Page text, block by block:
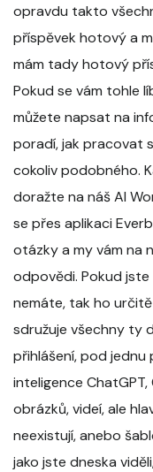
opravdu takto
příspěvek hotový a
mám tady hotový
Pokud se vám tohle
můžete napsat na
poradí, jak pracovat
cokoliv podobného.
doražte na náš AI
se přes aplikaci
otázky a my vám na
odpovědi. Pokud
nemáte, tak ho
sdružuje všechny ty
přihlášení, pod jednu
inteligence
obrázků, videí, ale
neexistují, anebo
jako jste dneska